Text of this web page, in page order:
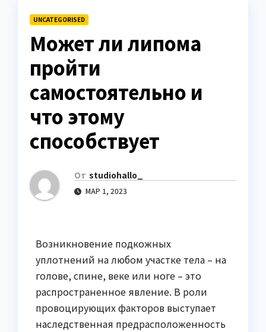
UNCATEGORISED
Может ли липома
пройти
самостоятельно и
что этому
способствует
От studiohallo_
МАР 1, 2023
Возникновение подкожных
уплотнений на любом участке тела – на
голове, спине, веке или ноге – это
распространенное явление. В роли
провоцирующих факторов выступает
наследственная предрасположенность